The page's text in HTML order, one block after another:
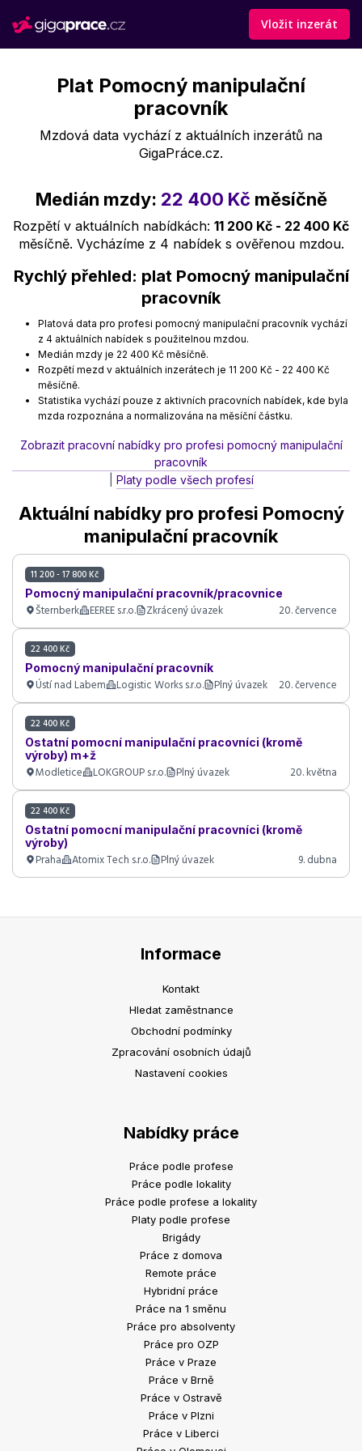
Vložit inzerát
Plat Pomocný manipulační
pracovník
Mzdová data vychází z aktuálních inzerátů na
GigaPráce.cz.
Medián mzdy: 22 400 Kč měsíčně
Rozpětí v aktuálních nabídkách: 11 200 Kč - 22 400 Kč
měsíčně. Vycházíme z 4 nabídek s ověřenou mzdou.
Rychlý přehled: plat Pomocný manipulační
pracovník
Platová data pro profesi pomocný manipulační pracovník vychází
z 4 aktuálních nabídek s použitelnou mzdou.
Medián mzdy je 22 400 Kč měsíčně.
Rozpětí mezd v aktuálních inzerátech je 11 200 Kč - 22 400 Kč
měsíčně.
Statistika vychází pouze z aktivních pracovních nabídek, kde byla
mzda rozpoznána a normalizována na měsíční částku.
Zobrazit pracovní nabídky pro profesi pomocný manipulační
pracovník
Platy podle všech profesí
Aktuální nabídky pro profesi Pomocný
manipulační pracovník
11 200 - 17 800 Kč
Pomocný manipulační pracovník/pracovnice
Šternberk EEREE s.r.o. Zkrácený úvazek 20. července
22 400 Kč
Pomocný manipulační pracovník
Ústí nad Labem Logistic Works s.r.o. Plný úvazek 20. července
22 400 Kč
Ostatní pomocní manipulační pracovníci (kromě
výroby) m+ž
Modletice LOKGROUP s.r.o. Plný úvazek 20. května
22 400 Kč
Ostatní pomocní manipulační pracovníci (kromě
výroby)
Praha Atomix Tech s.r.o. Plný úvazek 9. dubna
Informace
Kontakt
Hledat zaměstnance
Obchodní podmínky
Zpracování osobních údajů
Nastavení cookies
Nabídky práce
Práce podle profese
Práce podle lokality
Práce podle profese a lokality
Platy podle profese
Brigády
Práce z domova
Remote práce
Hybridní práce
Práce na 1 směnu
Práce pro absolventy
Práce pro OZP
Práce v Praze
Práce v Brně
Práce v Ostravě
Práce v Plzni
Práce v Liberci